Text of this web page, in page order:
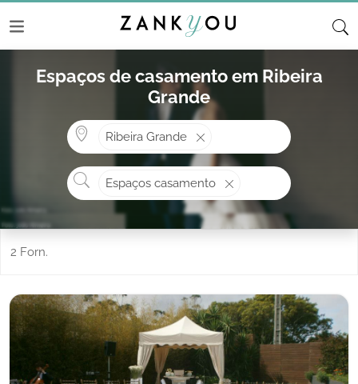
Espaços de casamento em Ribeira
Grande
Onde? ex: Cascais
Ribeira Grande
O que procura?
Espaços casamento
2 Forn.